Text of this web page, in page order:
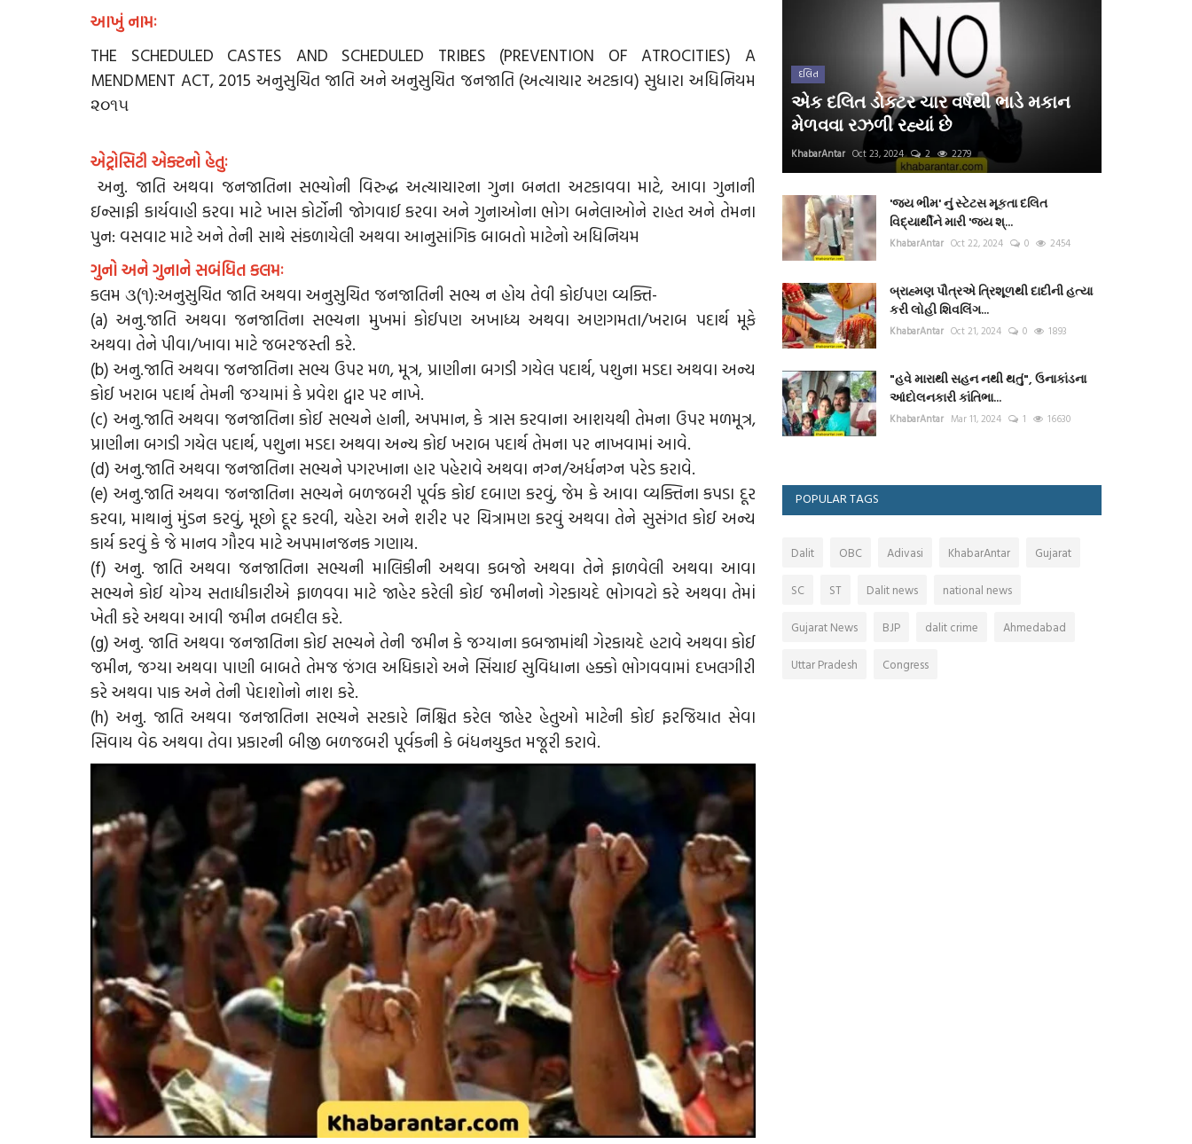
આખું નામઃ
THE SCHEDULED CASTES AND SCHEDULED TRIBES (PREVENTION OF ATROCITIES) A
MENDMENT ACT, 2015 અનુસુચિત જાતિ અને અનુસુચિત જનજાતિ (અત્યાચાર અટકાવ) સુધારા અધિનિયમ
૨૦૧૫
એટ્રોસિટી એક્ટનો હેતુઃ
અનુ. જાતિ અથવા જનજાતિના સભ્યોની વિરુદ્ધ અત્યાચારના ગુના બનતા અટકાવવા માટે, આવા ગુનાની
ઇન્સાફી કાર્યવાહી કરવા માટે ખાસ કોર્ટોની જોગવાઈ કરવા અને ગુનાઓના ભોગ બનેલાઓને રાહત અને તેમના
પુન: વસવાટ માટે અને તેની સાથે સંકળાયેલી અથવા આનુસાંગિક બાબતો માટેનો અધિનિયમ
ગુનો અને ગુનાને સબંધિત કલમઃ
કલમ ૩(૧):અનુસુચિત જાતિ અથવા અનુસુચિત જનજાતિની સભ્ય ન હોય તેવી કોઈપણ વ્યક્તિ-
(a) અનુ.જાતિ અથવા જનજાતિના સભ્યના મુખમાં કોઈપણ અખાધ્ય અથવા અણગમતા/ખરાબ પદાર્થ મૂકે
અથવા તેને પીવા/ખાવા માટે જબરજસ્તી કરે.
(b) અનુ.જાતિ અથવા જનજાતિના સભ્ય ઉપર મળ, મૂત્ર, પ્રાણીના બગડી ગયેલ પદાર્થ, પશુના મડદા અથવા અન્ય
કોઈ ખરાબ પદાર્થ તેમની જગ્યામાં કે પ્રવેશ દ્વાર પર નાખે.
(c) અનુ.જાતિ અથવા જનજાતિના કોઈ સભ્યને હાની, અપમાન, કે ત્રાસ કરવાના આશયથી તેમના ઉપર મળમૂત્ર,
પ્રાણીના બગડી ગયેલ પદાર્થ, પશુના મડદા અથવા અન્ય કોઈ ખરાબ પદાર્થ તેમના પર નાખવામાં આવે.
(d) અનુ.જાતિ અથવા જનજાતિના સભ્યને પગરખાના હાર પહેરાવે અથવા નગ્ન/અર્ધનગ્ન પરેડ કરાવે.
(e) અનુ.જાતિ અથવા જનજાતિના સભ્યને બળજબરી પૂર્વક કોઈ દબાણ કરવું, જેમ કે આવા વ્યક્તિના કપડા દૂર
કરવા, માથાનું મુંડન કરવું, મૂછો દૂર કરવી, ચહેરા અને શરીર પર ચિત્રામણ કરવું અથવા તેને સુસંગત કોઈ અન્ય
કાર્ય કરવું કે જે માનવ ગૌરવ માટે અપમાનજનક ગણાય.
(f) અનુ. જાતિ અથવા જનજાતિના સભ્યની માલિકીની અથવા કબજો અથવા તેને ફાળવેલી અથવા આવા
સભ્યને કોઈ યોગ્ય સતાધીકારીએ ફાળવવા માટે જાહેર કરેલી કોઈ જમીનનો ગેરકાયદે ભોગવટો કરે અથવા તેમાં
ખેતી કરે અથવા આવી જમીન તબદીલ કરે.
(g) અનુ. જાતિ અથવા જનજાતિના કોઈ સભ્યને તેની જમીન કે જગ્યાના કબજામાંથી ગેરકાયદે હટાવે અથવા કોઈ
જમીન, જગ્યા અથવા પાણી બાબતે તેમજ જંગલ અધિકારો અને સિંચાઈ સુવિધાના હક્કો ભોગવવામાં દખલગીરી
કરે અથવા પાક અને તેની પેદાશોનો નાશ કરે.
(h) અનુ. જાતિ અથવા જનજાતિના સભ્યને સરકારે નિશ્ચિત કરેલ જાહેર હેતુઓ માટેની કોઈ ફરજિયાત સેવા
સિવાય વેઠ અથવા તેવા પ્રકારની બીજી બળજબરી પૂર્વકની કે બંધનયુકત મજૂરી કરાવે.
દલિત
એક દલિત ડોક્ટર ચાર વર્ષથી ભાડે મકાન
મેળવવા રઝળી રહ્યાં છે
KhabarAntar Oct 23, 2024 2 2279
'જય ભીમ' નું સ્ટેટસ મૂકતા દલિત
વિદ્યાર્થીને મારી 'જય શ્...
KhabarAntar Oct 22, 2024 0 2454
બ્રાહ્મણ પૌત્રએ ત્રિશૂળથી દાદીની હત્યા
કરી લોહી શિવલિંગ...
KhabarAntar Oct 21, 2024 0 1893
"હવે મારાથી સહન નથી થતું", ઉનાકાંડના
આંદોલનકારી કાંતિભા...
KhabarAntar Mar 11, 2024 1 16630
POPULAR TAGS
Dalit OBC Adivasi KhabarAntar Gujarat
SC ST Dalit news national news
Gujarat News BJP dalit crime Ahmedabad
Uttar Pradesh Congress